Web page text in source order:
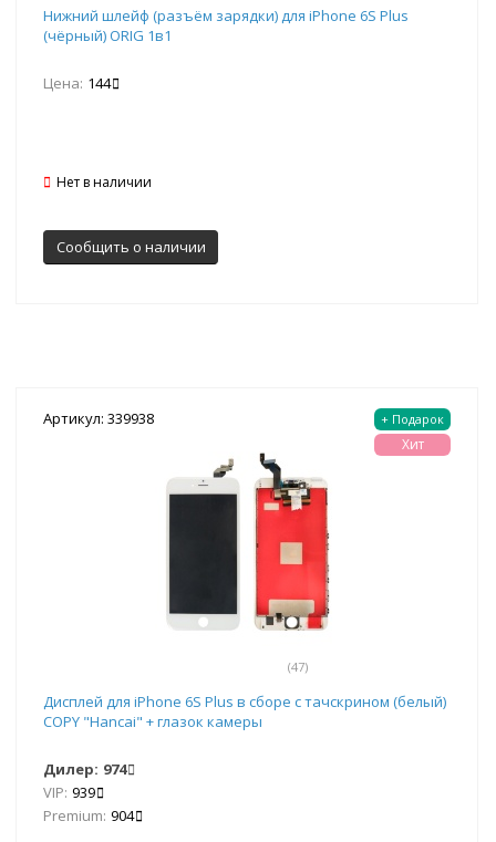
Нижний шлейф (разъём зарядки) для iPhone 6S Plus
(чёрный) ORIG 1в1
Цена: 144
Нет в наличии
Сообщить о наличии
Артикул: 339938
(47)
+ Подарок
Хит
Дисплей для iPhone 6S Plus в сборе с тачскрином (белый)
COPY "Hancai" + глазок камеры
Дилер: 974
VIP: 939
Premium: 904